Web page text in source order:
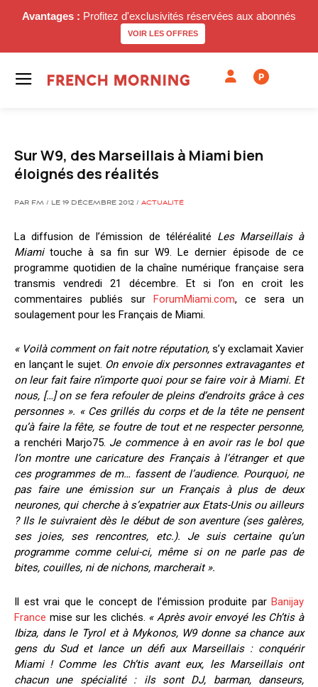
Avantages : Profitez d'exclusivités réservées aux abonnés
VOIR LES OFFRES
P
Sur W9, des Marseillais à Miami bien
éloignés des réalités
PAR FM / LE 19 DÉCEMBRE 2012 / ACTUALITÉ
La diffusion de l’émission de téléréalité Les Marseillais à
Miamitouche à sa fin sur W9. Le dernier épisode de ce
programme quotidien de la chaîne numérique française sera
transmis vendredi 21 décembre. Et si l’on en croit les
commentaires publiés sur ForumMiami.com, ce sera un
soulagement pour les Français de Miami.
« Voilà comment on fait notre réputation, s’y exclamait Xavier
en lançant le sujet. On envoie dix personnes extravagantes et
on leur fait faire n’importe quoi pour se faire voir à Miami. Et
nous, […] on se fera refouler de pleins d’endroits grâce à ces
personnes ». « Ces grillés du corps et de la tête ne pensent
qu’à faire la fête, se foutre de tout et ne respecter personne,
a renchéri Marjo75. Je commence à en avoir ras le bol que
l’on montre une caricature des Français à l’étranger et que
ces programmes de m… fassent de l’audience. Pourquoi, ne
pas faire une émission sur un Français à plus de deux
neurones, qui cherche à s’expatrier aux Etats-Unis ou ailleurs
? Ils le suivraient dès le début de son aventure (ses galères,
ses joies, ses rencontres, etc.). Je suis certaine qu’un
programme comme celui-ci, même si on ne parle pas de
bites, couilles, ni de nichons, marcherait ».
Il est vrai que le concept de l’émission produite par Banijay
France mise sur les clichés. « Après avoir envoyé les Ch’tis à
Ibiza, dans le Tyrol et à Mykonos, W9 donne sa chance aux
gens du Sud et lance un défi aux Marseillais : conquérir
Miami ! Comme les Ch’tis avant eux, les Marseillais ont
chacun une spécialité : ils sont DJ, barman, danseurs,